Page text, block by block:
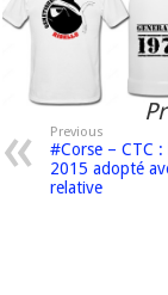
Previous
#Corse – CTC
2015 adopté
relative